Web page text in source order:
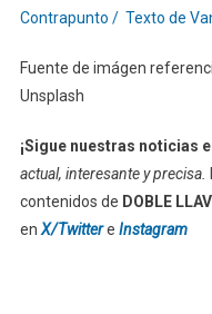
Contrapunto / Texto de
Fuente de imágen
Unsplash
¡Sigue nuestras noticias
actual, interesante y precisa.
contenidos de DOBLE
en X/Twittere Instagram